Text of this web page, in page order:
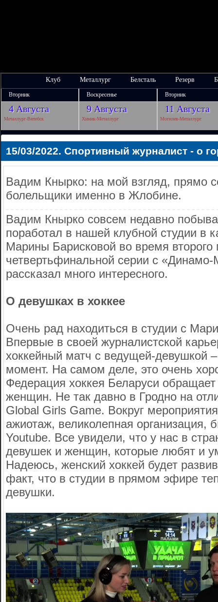
Клуб Металлург Белсталь Резерв
Вторник Воскресенье Вторник
4 Августа 9 Августа 11 Августа
Металлург-Витебск Химик-Металлург Могилев-Металлург
15/03/2022. Спортивный журналист - о
Вадим Кнырко: на мой взгляд, прямо
болельщики именно в Жлобине.
Вадим Кнырко совсем недавно
поработал в нашей клубной студии в
Марины Барисковой во время второго
четвертьфинальной серии с «Динамо-
рассказал много интересного.
О девушках в хоккее
Очень рад находиться в студии с
Впервые в своей журналистской
хоккейный матч с ведущей-девушкой
момент. На самом деле, это очень
Федерация хоккея Беларуси
женщин. Не так давно в Гродно на
Global Girls Game. Вокруг
ажиотаж, великолепная организация,
Youtube. Все увидели, что у нас в
девушек и женщин, которые любят и
Надеюсь, женский хоккей будет
факт, что в студии в прямом эфире
девушки.